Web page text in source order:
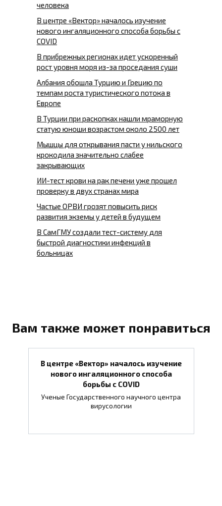
человека
В центре «Вектор» началось изучение
нового ингаляционного способа борьбы с
COVID
В прибрежных регионах идет ускоренный
рост уровня моря из-за проседания суши
Албания обошла Турцию и Грецию по
темпам роста туристического потока в
Европе
В Турции при раскопках нашли мраморную
статую юноши возрастом около 2500 лет
Мышцы для открывания пасти у нильского
крокодила значительно слабее
закрывающих
ИИ-тест крови на рак печени уже прошел
проверку в двух странах мира
Частые ОРВИ грозят повысить риск
развития экземы у детей в будущем
В СамГМУ создали тест-систему для
быстрой диагностики инфекций в
больницах
Вам также может понравиться
В центре «Вектор» началось изучение
нового ингаляционного способа
борьбы с COVID
Ученые Государственного научного центра
вирусологии